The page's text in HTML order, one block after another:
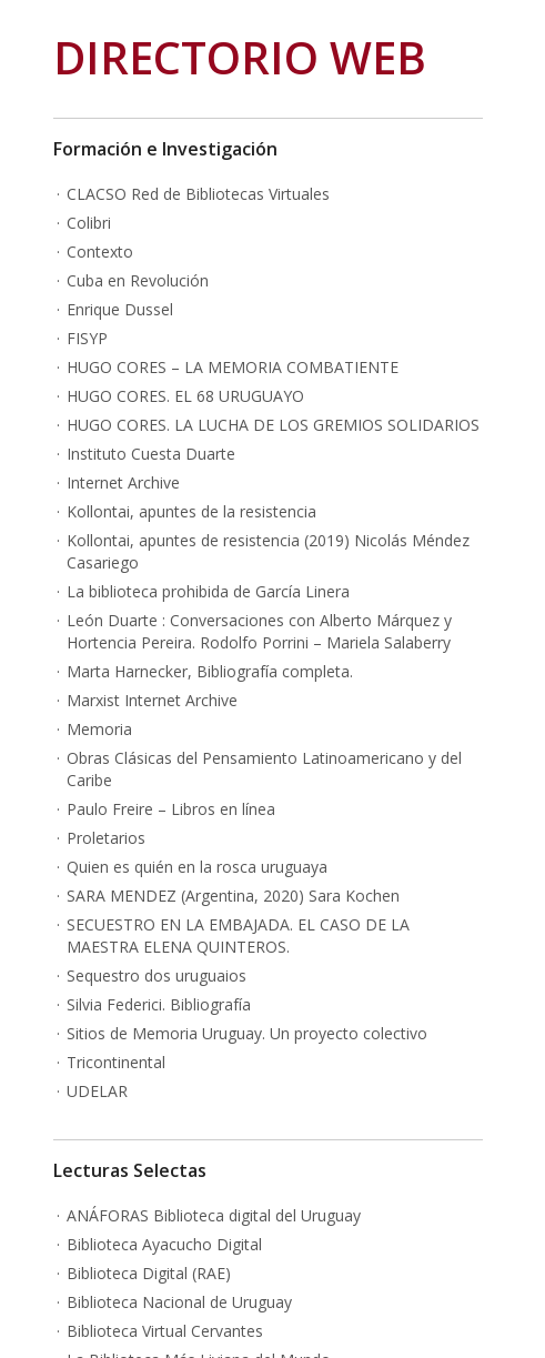
DIRECTORIO WEB
Formación e Investigación
CLACSO Red de Bibliotecas Virtuales
Colibri
Contexto
Cuba en Revolución
Enrique Dussel
FISYP
HUGO CORES – LA MEMORIA COMBATIENTE
HUGO CORES. EL 68 URUGUAYO
HUGO CORES. LA LUCHA DE LOS GREMIOS SOLIDARIOS
Instituto Cuesta Duarte
Internet Archive
Kollontai, apuntes de la resistencia
Kollontai, apuntes de resistencia (2019) Nicolás Méndez
Casariego
La biblioteca prohibida de García Linera
León Duarte : Conversaciones con Alberto Márquez y
Hortencia Pereira. Rodolfo Porrini – Mariela Salaberry
Marta Harnecker, Bibliografía completa.
Marxist Internet Archive
Memoria
Obras Clásicas del Pensamiento Latinoamericano y del
Caribe
Paulo Freire – Libros en línea
Proletarios
Quien es quién en la rosca uruguaya
SARA MENDEZ (Argentina, 2020) Sara Kochen
SECUESTRO EN LA EMBAJADA. EL CASO DE LA
MAESTRA ELENA QUINTEROS.
Sequestro dos uruguaios
Silvia Federici. Bibliografía
Sitios de Memoria Uruguay. Un proyecto colectivo
Tricontinental
UDELAR
Lecturas Selectas
ANÁFORAS Biblioteca digital del Uruguay
Biblioteca Ayacucho Digital
Biblioteca Digital (RAE)
Biblioteca Nacional de Uruguay
Biblioteca Virtual Cervantes